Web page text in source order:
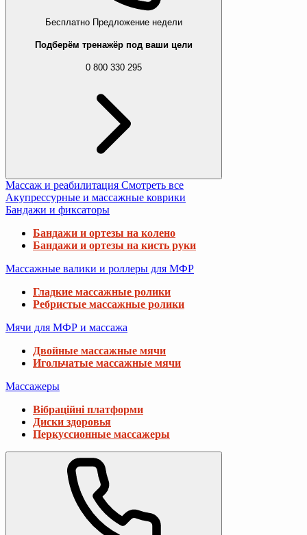
Бесплатно Предложение недели
Подберём тренажёр под ваши цели
0 800 330 295
Массаж и реабилитация Смотреть все
Акупрессурные и массажные коврики
Бандажи и фиксаторы
Бандажи и ортезы на колено
Бандажи и ортезы на кисть руки
Массажные валики и роллеры для МФР
Гладкие массажные ролики
Ребристые массажные ролики
Мячи для МФР и массажа
Двойные массажные мячи
Игольчатые массажные мячи
Массажеры
Вібраційні платформи
Диски здоровья
Перкуссионные массажеры